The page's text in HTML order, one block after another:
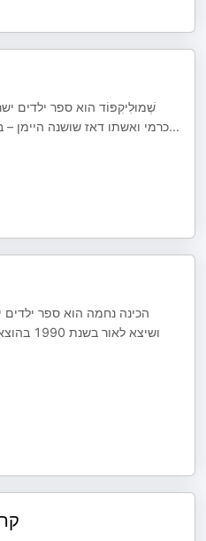
שְׁמוּלִיקִפּוֹד הוא ספר ילדים
כרמי ואשתו דאז שושנה...
הכינה נחמה הוא ספר
ושיצא